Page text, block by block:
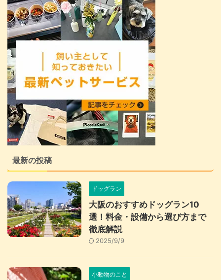
最新の投稿
ドッグラン
大阪のおすすめドッグラン10
選！料金・設備から選び方まで
徹底解説
2025/9/9
小動物のこと